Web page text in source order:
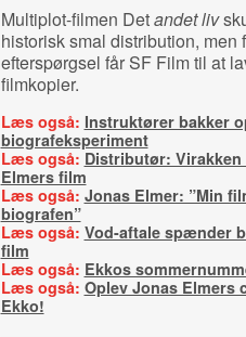
Multiplot-filmen Detandet liv
historisk smal distribution, men
efterspørgsel får SF Film til at
filmkopier.
Læs også: Instruktører bakker
biografeksperiment
Læs også: Distributør:
Elmers film
Læs også: Jonas Elmer: ”Min
biografen”
Læs også: Vod-aftale spænder
film
Læs også: Ekkos
Læs også: Oplev Jonas Elmers
Ekko!